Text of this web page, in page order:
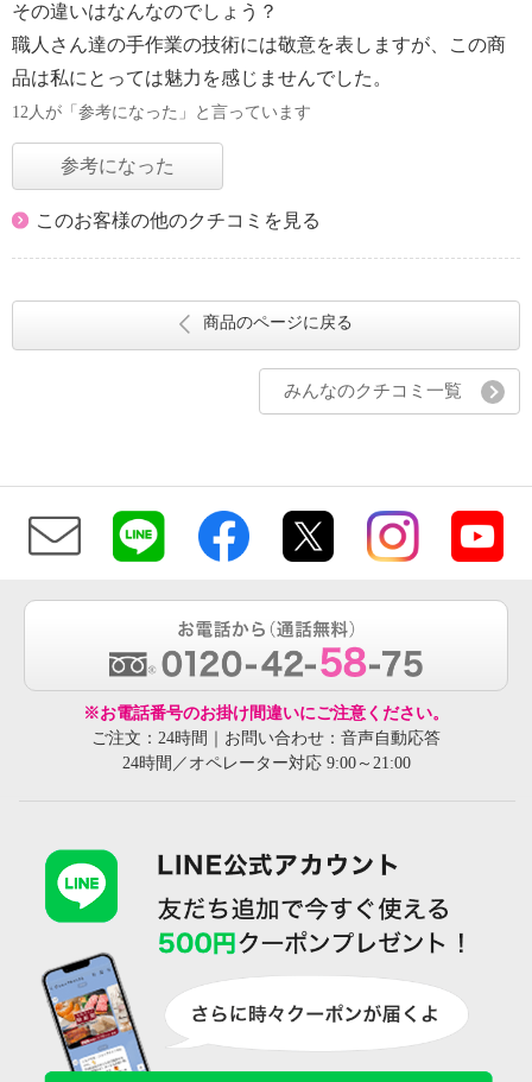
その違いはなんなのでしょう？
職人さん達の手作業の技術には敬意を表しますが、この商
品は私にとっては魅力を感じませんでした。
12人が「参考になった」と言っています
参考になった
このお客様の他のクチコミを見る
商品のページに戻る
みんなのクチコミ一覧
※お電話番号のお掛け間違いにご注意ください。
ご注文：24時間｜お問い合わせ：音声自動応答
24時間／オペレーター対応 9:00～21:00